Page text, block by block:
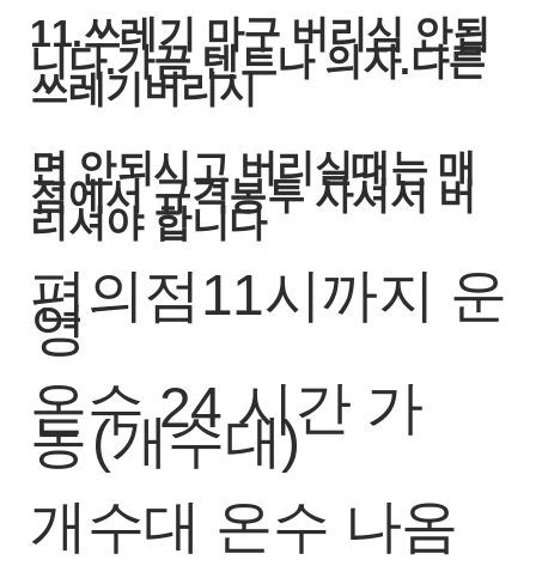
​11.쓰레기 마구 버리심 안됩
니다.가끔 텐트나 의자.다른
쓰레기버리시
면 안되시고 버리실때는 매
점에서 규격봉투 사셔서 버
리셔야 합니다
편의점11시까지 운
영
온수 24 시간 가
동(개수대)
개수대 온수 나옴